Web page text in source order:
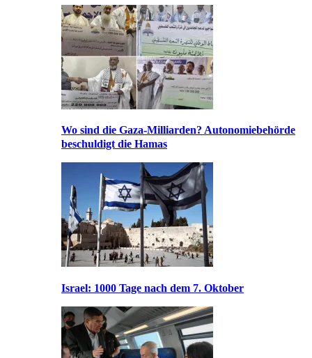
Wo sind die Gaza-Milliarden? Autonomiebehörde
beschuldigt die Hamas
Israel: 1000 Tage nach dem 7. Oktober